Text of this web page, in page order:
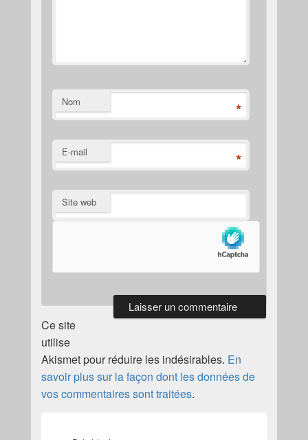
Nom *
E-mail *
Site web
Ce site
utilise
Akismet pour réduire les indésirables. En
savoir plus sur la façon dont les données de
vos commentaires sont traitées.